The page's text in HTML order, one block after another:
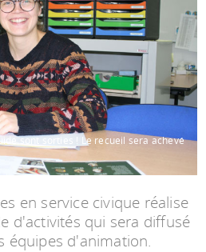
anims
sont sorties ! Le recueil sera achevé
en service civique réalise
d'activités qui sera diffusé
équipes d'animation.